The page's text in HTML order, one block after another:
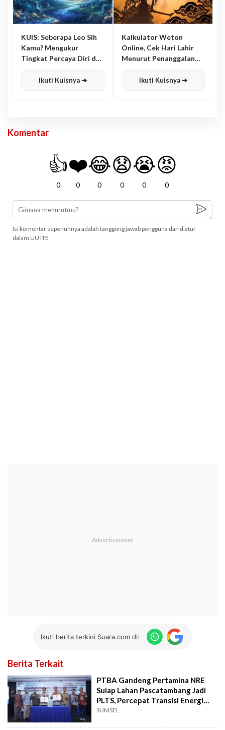
KUIS: Seberapa Leo Sih
Kamu? Mengukur
Tingkat Percaya Diri dan
Ikuti Kuisnya ➔
Kalkulator Weton
Online, Cek Hari Lahir
Menurut Penanggalan
Ikuti Kuisnya ➔
Komentar
👍
0
❤️
0
😂
0
😧
0
😭
0
😡
0
Isi komentar sepenuhnya adalah tanggung jawab pengguna dan diatur
dalam UU ITE
Ikuti berita terkini Suara.com di:
Berita Terkait
PTBA Gandeng Pertamina NRE
Sulap Lahan Pascatambang Jadi
PLTS, Percepat Transisi Energi
Hijau
SUMSEL